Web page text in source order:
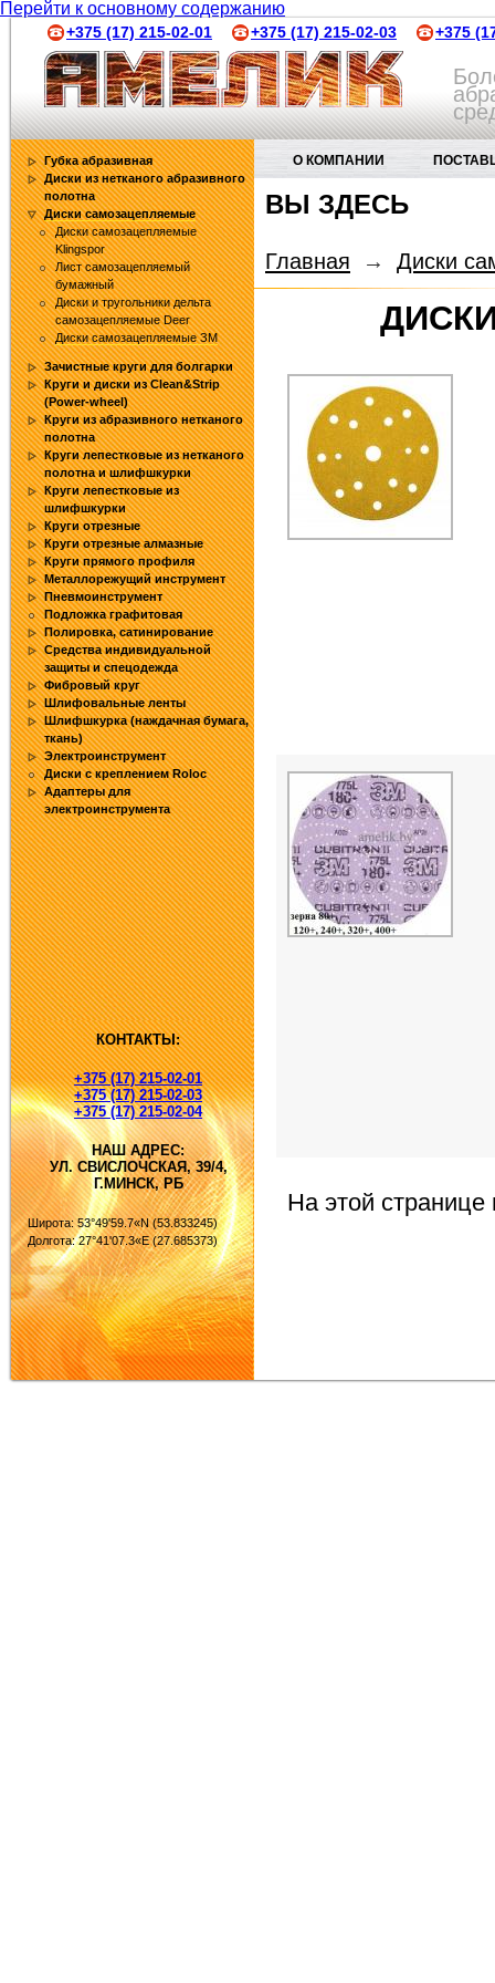
Перейти к основному содержанию
+375 (17) 215-02-01 +375 (17) 215-02-03 +375
Губка абразивная
Диски из нетканого абразивного
полотна
Диски самозацепляемые
Диски самозацепляемые
Klingspor
Лист самозацепляемый
бумажный
Диски и тругольники дельта
самозацепляемые Deer
Диски самозацепляемые ЗМ
Зачистные круги для болгарки
Круги и диски из Clean&Strip
(Power-wheel)
Круги из абразивного нетканого
полотна
Круги лепестковые из нетканого
полотна и шлифшкурки
Круги лепестковые из
шлифшкурки
Круги отрезные
Круги отрезные алмазные
Круги прямого профиля
Металлорежущий инструмент
Пневмоинструмент
Подложка графитовая
Полировка, сатинирование
Средства индивидуальной
защиты и спецодежда
Фибровый круг
Шлифовальные ленты
Шлифшкурка (наждачная бумага,
ткань)
Электроинструмент
Диски с креплением Roloc
Адаптеры для
электроинструмента
КОНТАКТЫ:
+375 (17) 215-02-01
+375 (17) 215-02-03
+375 (17) 215-02-04
НАШ АДРЕС:
УЛ. СВИСЛОЧСКАЯ, 39/4,
Г.МИНСК, РБ
Широта: 53°49'59.7«N (53.833245)
Долгота: 27°41'07.3«E (27.685373)
О КОМПАНИИ
АБРАЗИВНЫЕ
ВЫ ЗДЕСЬ
Главная → Диски
На этой